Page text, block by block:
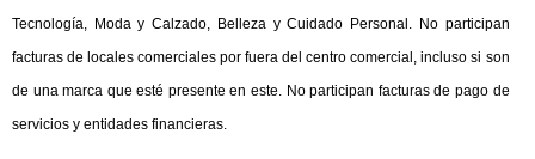
Tecnología, Moda y Calzado, Belleza y Cuidado Personal . No participan
facturas de locales comerciales por fuera del centro comercial, incluso si son
de una marca que esté presente en este. No participan facturas de pago de
servicios y entidades financieras.